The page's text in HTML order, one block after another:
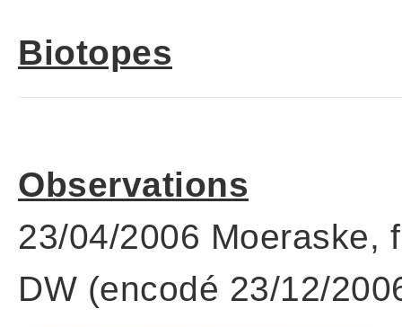
Biotopes
Observations
23/04/2006 Moeraske,
DW (encodé 23/12/